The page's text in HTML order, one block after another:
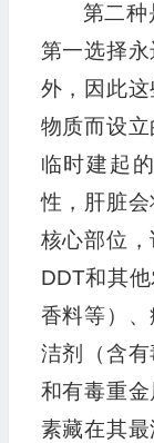
第二种
第一选择
外，因此
物质而设
临时建起
性，肝脏
核心部位，
DDT和其
香料等）
洁剂（含
和有毒重
素藏在其